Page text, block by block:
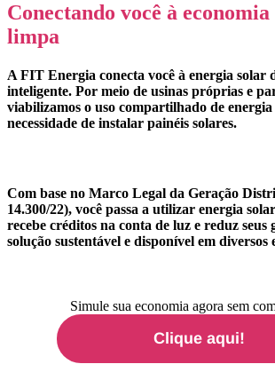
Conectando você à
limpa​
A FIT Energia conecta você à energia solar
inteligente. Por meio de usinas próprias e
viabilizamos o uso compartilhado de energia
necessidade de instalar painéis solares.​
Com base no Marco Legal da Geração
14.300/22), você passa a utilizar energia
recebe créditos na conta de luz e reduz seus
solução sustentável e disponível em diversos
Simule sua economia agora sem
Clique aqui!